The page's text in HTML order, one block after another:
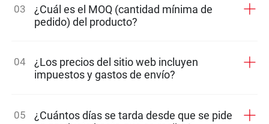
03
¿Cuál es el MOQ (cantidad mínima de
pedido) del producto?
04
¿Los precios del sitio web incluyen
impuestos y gastos de envío?
05
¿Cuántos días se tarda desde que se pide